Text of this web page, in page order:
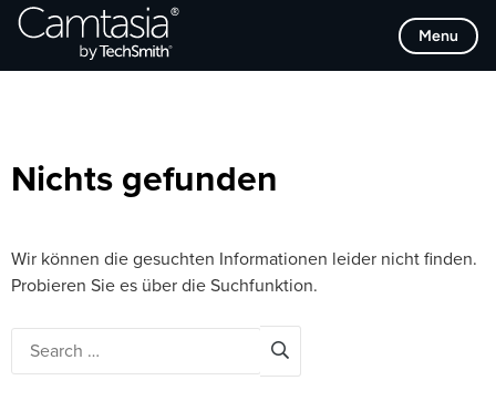
Direkt
zum
Menu
Browse Categories
Nichts gefunden
Wir können die gesuchten Informationen leider nicht finden.
Probieren Sie es über die Suchfunktion.